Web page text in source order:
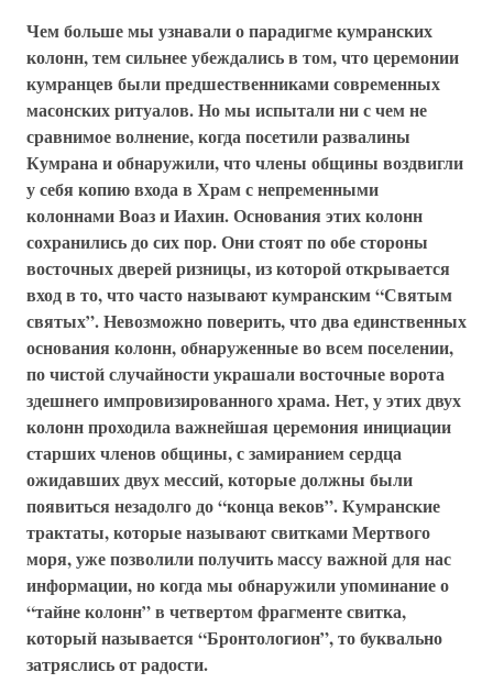
Чем больше мы узнавали о парадигме кумранских
колонн, тем сильнее убеждались в том, что церемонии
кумранцев были предшественниками современных
масонских ритуалов. Но мы испытали ни с чем не
сравнимое волнение, когда посетили развалины
Кумрана и обнаружили, что члены общины воздвигли
у себя копию входа в Храм с непременными
колоннами Воаз и Иахин. Основания этих колонн
сохранились до сих пор. Они стоят по обе стороны
восточных дверей ризницы, из которой открывается
вход в то, что часто называют кумранским “Святым
святых”. Невозможно поверить, что два единственных
основания колонн, обнаруженные во всем поселении,
по чистой случайности украшали восточные ворота
здешнего импровизированного храма. Нет, у этих двух
колонн проходила важнейшая церемония инициации
старших членов общины, с замиранием сердца
ожидавших двух мессий, которые должны были
появиться незадолго до “конца веков”. Кумранские
трактаты, которые называют свитками Мертвого
моря, уже позволили получить массу важной для нас
информации, но когда мы обнаружили упоминание о
“тайне колонн” в четвертом фрагменте свитка,
который называется “Бронтологион”, то буквально
затряслись от радости.